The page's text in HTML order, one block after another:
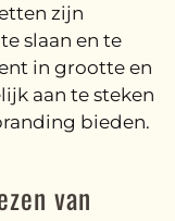
zijn
slaan en te
in grootte en
aan te steken
bieden.
van